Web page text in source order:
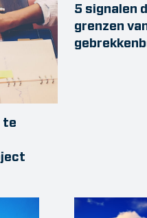
te
5 signalen
grenzen